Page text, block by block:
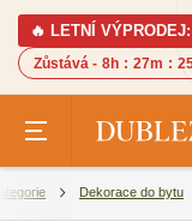
🔥 LETNÍ
Zůstává - 8h : 27m :
Dekorace do bytu